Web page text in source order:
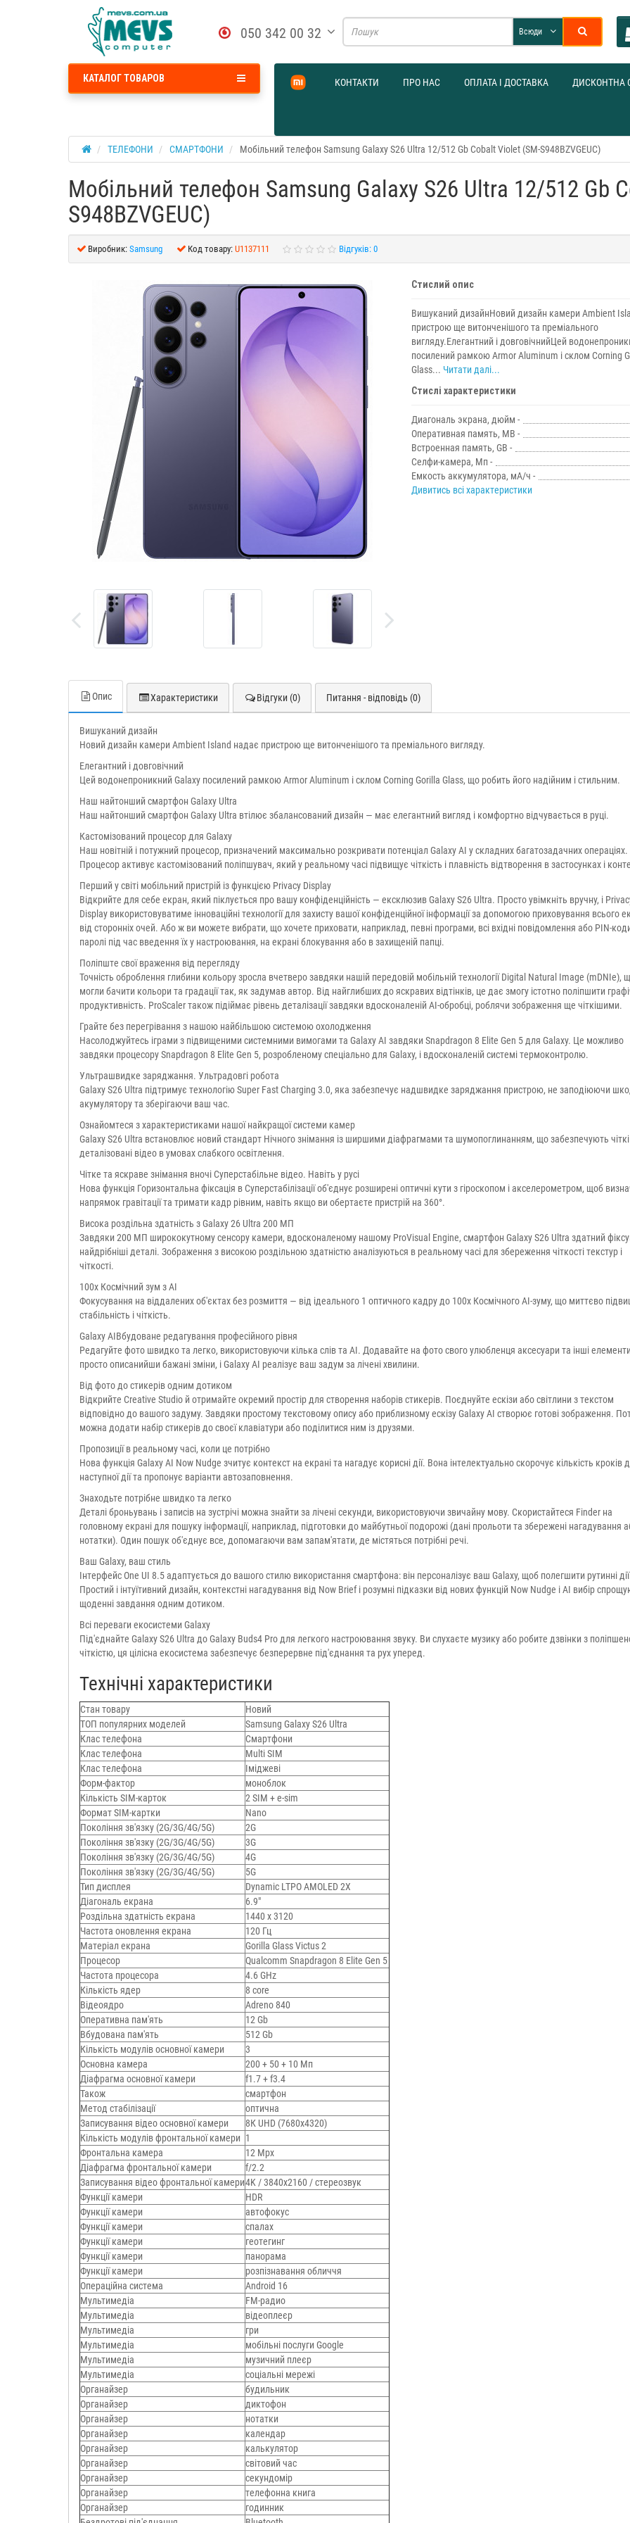
050 342 00 32 Всюди
КОНТАКТИ ПРО НАС ОПЛАТА І ДОСТАВКА ДИСКОНТНА
КАТАЛОГ ТОВАРОВ
ТЕЛЕФОНИ СМАРТФОНИ Мобільний телефон Samsung Galaxy S26 Ultra 12/512 Gb Cobalt Violet (SM-S948BZVGEUC)
Мобільний телефон Samsung Galaxy S26 Ultra 12/512 Gb
S948BZVGEUC)
Виробник: Samsung Код товару: U1137111 Відгуків: 0
Стислий опис
Вишуканий дизайнНовий дизайн камери Ambient
пристрою ще витонченішого та преміального
вигляду.Елегантний і довговічнийЦей
посилений рамкою Armor Aluminum і склом Corning
Glass... Читати далі...
Стислі характеристики
Диагональ экрана, дюйм -
Оперативная память, MB -
Встроенная память, GB -
Селфи-камера, Мп -
Емкость аккумулятора, мА/ч -
Дивитись всі характеристики
Опис Характеристики Відгуки (0) Питання - відповідь (0)
Вишуканий дизайн
Новий дизайн камери Ambient Island надає пристрою ще витонченішого та преміального вигляду.
Елегантний і довговічний
Цей водонепроникний Galaxy посилений рамкою Armor Aluminum і склом Corning Gorilla Glass, що робить його надійним і стильним.
Наш найтонший смартфон Galaxy Ultra
Наш найтонший смартфон Galaxy Ultra втілює збалансований дизайн — має елегантний вигляд і комфортно відчувається в руці.
Кастомізований процесор для Galaxy
Наш новітній і потужний процесор, призначений максимально розкривати потенціал Galaxy AI у складних багатозадачних операціях.
Процесор активує кастомізований поліпшувач, який у реальному часі підвищує чіткість і плавність відтворення в застосунках і
Перший у світі мобільний пристрій із функцією Privacy Display
Відкрийте для себе екран, який піклується про вашу конфіденційність — ексклюзив Galaxy S26 Ultra. Просто увімкніть вручну, і
Display використовуватиме інноваційні технології для захисту вашої конфіденційної інформації за допомогою приховування всього
від сторонніх очей. Або ж ви можете вибрати, що хочете приховати, наприклад, певні програми, всі вхідні повідомлення або PIN-
паролі під час введення їх у настроювання, на екрані блокування або в захищеній папці.
Поліпште свої враження від перегляду
Точність оброблення глибини кольору зросла вчетверо завдяки нашій передовій мобільній технології Digital Natural Image (mDNIe),
могли бачити кольори та градації так, як задумав автор. Від найглибших до яскравих відтінків, це дає змогу істотно поліпшити
продуктивність. ProScaler також підіймає рівень деталізації завдяки вдосконаленій AI-обробці, роблячи зображення ще чіткішими.
Грайте без перегрівання з нашою найбільшою системою охолодження
Насолоджуйтесь іграми з підвищеними системними вимогами та Galaxy AI завдяки Snapdragon 8 Elite Gen 5 для Galaxy. Це можливо
завдяки процесору Snapdragon 8 Elite Gen 5, розробленому спеціально для Galaxy, і вдосконаленій системі термоконтролю.
Ультрашвидке заряджання. Ультрадовгі робота
Galaxy S26 Ultra підтримує технологію Super Fast Charging 3.0, яка забезпечує надшвидке заряджання пристрою, не заподіюючи
акумулятору та зберігаючи ваш час.
Ознайомтеся з характеристиками нашої найкращої системи камер
Galaxy S26 Ultra встановлює новий стандарт Нічного знімання із ширшими діафрагмами та шумопоглинанням, що забезпечують чіткі
деталізовані відео в умовах слабкого освітлення.
Чітке та яскраве знімання вночі Суперстабільне відео. Навіть у русі
Нова функція Горизонтальна фіксація в Суперстабілізації об'єднує розширені оптичні кути з гіроскопом і акселерометром, щоб
напрямок гравітації та тримати кадр рівним, навіть якщо ви обертаєте пристрій на 360°.
Висока роздільна здатність з Galaxy 26 Ultra 200 МП
Завдяки 200 МП ширококутному сенсору камери, вдосконаленому нашому ProVisual Engine, смартфон Galaxy S26 Ultra здатний
найдрібніші деталі. Зображення з високою роздільною здатністю аналізуються в реальному часі для збереження чіткості текстур і
чіткості.
100x Космічний зум з AI
Фокусування на віддалених об'єктах без розмиття — від ідеального 1 оптичного кадру до 100x Космічного AI-зуму, що миттєво
стабільність і чіткість.
Galaxy AIВбудоване редагування професійного рівня
Редагуйте фото швидко та легко, використовуючи кілька слів та AI. Додавайте на фото свого улюбленця аксесуари та інші
просто описанийши бажані зміни, і Galaxy AI реалізує ваш задум за лічені хвилини.
Від фото до стикерів одним дотиком
Відкрийте Creative Studio й отримайте окремий простір для створення наборів стикерів. Поєднуйте ескізи або світлини з текстом
відповідно до вашого задуму. Завдяки простому текстовому опису або приблизному ескізу Galaxy AI створює готові зображення.
можна додати набір стикерів до своєї клавіатури або поділитися ним із друзями.
Пропозиції в реальному часі, коли це потрібно
Нова функція Galaxy AI Now Nudge зчитує контекст на екрані та нагадує корисні дії. Вона інтелектуально скорочує кількість кроків
наступної дії та пропонує варіанти автозаповнення.
Знаходьте потрібне швидко та легко
Деталі броньувань і записів на зустрічі можна знайти за лічені секунди, використовуючи звичайну мову. Скористайтеся Finder на
головному екрані для пошуку інформації, наприклад, підготовки до майбутньої подорожі (дані прольоти та збережені нагадування
нотатки). Один пошук об'єднує все, допомагаючи вам запам'ятати, де містяться потрібні речі.
Ваш Galaxy, ваш стиль
Інтерфейс One UI 8.5 адаптується до вашого стилю використання смартфона: він персоналізує ваш Galaxy, щоб полегшити рутинні дії.
Простий і інтуїтивний дизайн, контекстні нагадування від Now Brief і розумні підказки від нових функцій Now Nudge і AI вибір
щоденні завдання одним дотиком.
Всі переваги екосистеми Galaxy
Під'єднайте Galaxy S26 Ultra до Galaxy Buds4 Pro для легкого настроювання звуку. Ви слухаєте музику або робите дзвінки з
чіткістю, ця цілісна екосистема забезпечує безперервне під'єднання та рух уперед.
Технічні характеристики
Стан товару
Новий
ТОП популярних моделей
Samsung Galaxy S26 Ultra
Клас телефона
Смартфони
Клас телефона
Multi SIM
Клас телефона
Іміджеві
Форм-фактор
моноблок
Кількість SIM-карток
2 SIM + e-sim
Формат SIM-картки
Nano
Покоління зв'язку (2G/3G/4G/5G)
2G
Покоління зв'язку (2G/3G/4G/5G)
3G
Покоління зв'язку (2G/3G/4G/5G)
4G
Покоління зв'язку (2G/3G/4G/5G)
5G
Тип дисплея
Dynamic LTPO AMOLED 2X
Діагональ екрана
6.9"
Роздільна здатність екрана
1440 x 3120
Частота оновлення екрана
120 Гц
Матеріал екрана
Gorilla Glass Victus 2
Процесор
Qualcomm Snapdragon 8 Elite Gen 5
Частота процесора
4.6 GHz
Кількість ядер
8 core
Відеоядро
Adreno 840
Оперативна пам'ять
12 Gb
Вбудована пам'ять
512 Gb
Кількість модулів основної камери
3
Основна камера
200 + 50 + 10 Мп
Діафрагма основної камери
f1.7 + f3.4
Також
смартфон
Метод стабілізації
оптична
Записування відео основної камери
8К UHD (7680x4320)
Кількість модулів фронтальної камери 1
Фронтальна камера
12 Mpx
Діафрагма фронтальної камери
f/2.2
Записування відео фронтальної камери4K / 3840x2160 / стереозвук
Функції камери
HDR
Функції камери
автофокус
Функції камери
спалах
Функції камери
геотегинг
Функції камери
панорама
Функції камери
розпізнавання обличчя
Операційна система
Android 16
Мультимедіа
FM-радио
Мультимедіа
відеоплеєр
Мультимедіа
гри
Мультимедіа
мобільні послуги Google
Мультимедіа
музичний плеєр
Мультимедіа
соціальні мережі
Органайзер
будильник
Органайзер
диктофон
Органайзер
нотатки
Органайзер
календар
Органайзер
калькулятор
Органайзер
світовий час
Органайзер
секундомір
Органайзер
телефонна книга
Органайзер
годинник